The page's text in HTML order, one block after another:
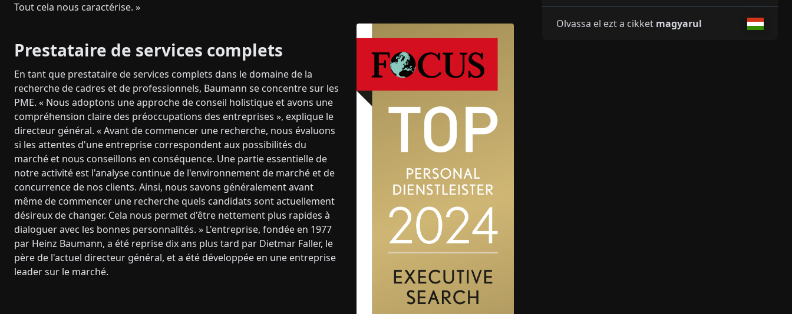
Tout cela nous caractérise. »
Prestataire de services complets
En tant que prestataire de services complets dans le domaine de la
recherche de cadres et de professionnels, Baumann se concentre sur les
PME. « Nous adoptons une approche de conseil holistique et avons une
compréhension claire des préoccupations des entreprises », explique le
directeur général. « Avant de commencer une recherche, nous évaluons
si les attentes d'une entreprise correspondent aux possibilités du
marché et nous conseillons en conséquence. Une partie essentielle de
notre activité est l'analyse continue de l'environnement de marché et de
concurrence de nos clients. Ainsi, nous savons généralement avant
même de commencer une recherche quels candidats sont actuellement
désireux de changer. Cela nous permet d'être nettement plus rapides à
dialoguer avec les bonnes personnalités. » L'entreprise, fondée en 1977
par Heinz Baumann, a été reprise dix ans plus tard par Dietmar Faller, le
père de l'actuel directeur général, et a été développée en une entreprise
leader sur le marché.
Olvassa el ezt a cikket magyarul